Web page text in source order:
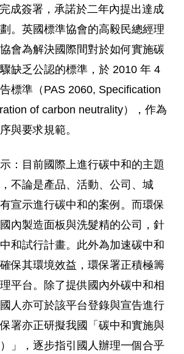
成簽署，承諾於二年內提出達成
。英國標準協會的高毅民總經理
會為解決國際間對於如何實施碳
缺乏公認的標準，於 2010 年 4
標準（PAS 2060, Specification
of carbon neutrality），作為
與要求規範。
：目前國際上進行碳中和的主題
不論是產品、活動、公司、城
宣示進行碳中和的案例。而環保
內製造面板與洗髮精的公司，針
和試行計畫。此外為加速碳中和
保其環境效益，環保署正積極籌
平台。除了提供國內外碳中和相
人亦可於該平台登錄與宣告進行
署亦正研擬我國「碳中和實施與
」，逐步指引國人辦理一個合乎